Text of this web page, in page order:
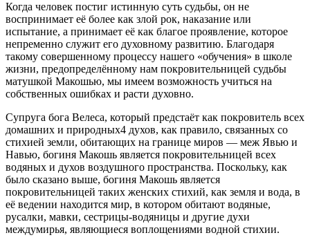
Когда человек постиг истинную суть судьбы, он не
воспринимает её более как злой рок, наказание или
испытание, а принимает её как благое проявление, которое
непременно служит его духовному развитию. Благодаря
такому совершенному процессу нашего «обучения» в школе
жизни, предопределённому нам покровительницей судьбы
матушкой Макошью, мы имеем возможность учиться на
собственных ошибках и расти духовно.
Супруга бога Велеса, который предстаёт как покровитель всех
домашних и природных4 духов, как правило, связанных со
стихией земли, обитающих на границе миров — меж Явью и
Навью, богиня Макошь является покровительницей всех
водяных и духов воздушного пространства. Поскольку, как
было сказано выше, богиня Макошь является
покровительницей таких женских стихий, как земля и вода, в
её ведении находится мир, в котором обитают водяные,
русалки, мавки, сестрицы-водяницы и другие духи
междумирья, являющиеся воплощениями водной стихии.